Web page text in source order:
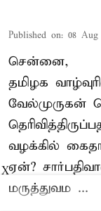
Published on: 08 Aug
சென்னை,
தமிழக
வேல்முருகன்
வழக்கில்
ஏன்?
மருத்துவம ...
X